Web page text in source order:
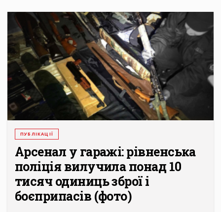
ПУБЛІКАЦІЇ
Арсенал у гаражі: рівненська
поліція вилучила понад 10
тисяч одиниць зброї і
боєприпасів (фото)